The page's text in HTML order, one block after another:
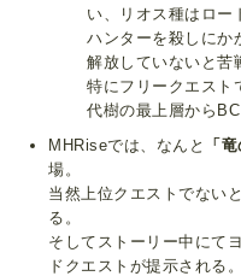
い、リオス種はロー
ハンターを殺しにか
解放していないと苦
特にフリークエスト
代樹の最上層から
MHRiseでは、なんと
「
場。
当然上位クエストでない
る。
そしてストーリー中にて
ドクエストが提示される。